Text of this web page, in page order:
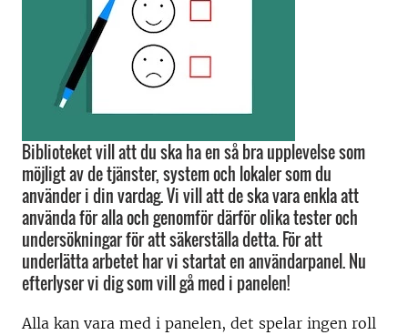
Biblioteket vill att du ska ha en så bra upplevelse som
möjligt av de tjänster, system och lokaler som du
använder i din vardag. Vi vill att de ska vara enkla att
använda för alla och genomför därför olika tester och
undersökningar för att säkerställa detta. För att
underlätta arbetet har vi startat en användarpanel. Nu
efterlyser vi dig som vill gå med i panelen!
Alla kan vara med i panelen, det spelar ingen roll